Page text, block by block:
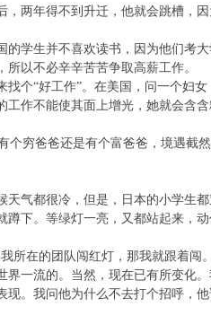
，两年得不到升迁，他就会跳槽，
学生并不喜欢读书，因为他们考
以不必辛辛苦苦争取高薪工作。
个“好工作”。在美国，问一个妇女
作不能使其面上增光，她就会含
个穷爸爸还是有个富爸爸，境遇截
天气都很冷，但是，日本的小学生
下。等绿灯一亮，又都站起来，动
所在的团队闯红灯，那我就跟着闯
一流的。当然，现在已有所变化。
。我问他为什么不去打个招呼，